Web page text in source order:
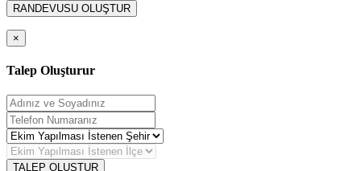
RANDEVUSU OLUŞTUR
×
Talep Oluşturur
TALEP OLUŞTUR